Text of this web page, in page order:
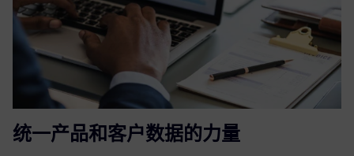
统一产品和客户数据的力量